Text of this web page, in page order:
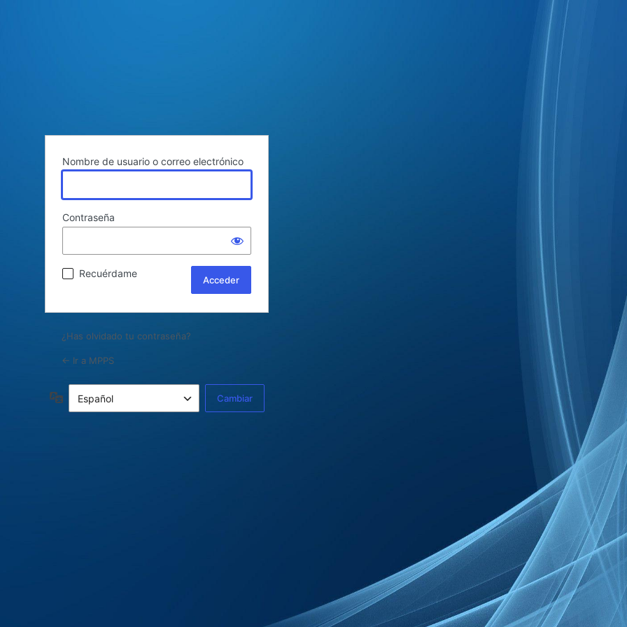
Nombre de usuario o correo electrónico
Contraseña
Recuérdame
¿Has olvidado tu contraseña?
← Ir a MPPS
Idioma